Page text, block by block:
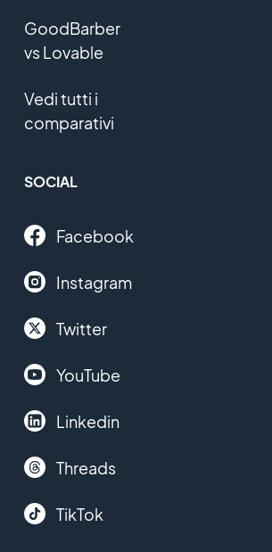
GoodBarber
vs Lovable
Vedi tutti i
comparativi
SOCIAL
Facebook
Instagram
Twitter
YouTube
Linkedin
Threads
TikTok